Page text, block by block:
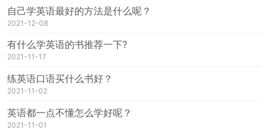
自己学英语最好的方法是什么呢？
2021-12-08
有什么学英语的书推荐一下?
2021-11-17
练英语口语买什么书好？
2021-11-02
英语都一点不懂怎么学好呢？
2021-11-01